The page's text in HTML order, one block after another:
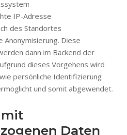
IP-Adresse
des Standortes
Diese
dann im Backend der
dieses Vorgehens wird
persönliche Identifizierung
und somit abgewendet.
mit
Daten